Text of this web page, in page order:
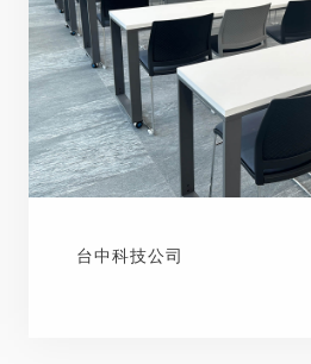
台中科技公司